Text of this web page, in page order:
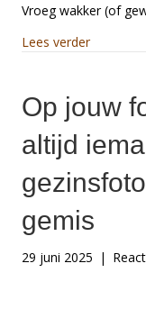
Vroeg wakker (of
Lees verderabout
Op jouw
altijd
gemis
29 juni 2025 |